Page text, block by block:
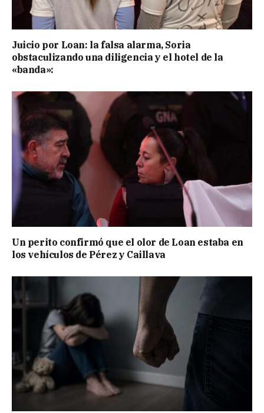
Juicio por Loan: la falsa alarma, Soria
obstaculizando una diligencia y el hotel de la
«banda»:
Un perito confirmó que el olor de Loan estaba en
los vehículos de Pérez y Caillava